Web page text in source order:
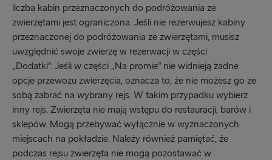
liczba kabin przeznaczonych do podróżowania ze
zwierzętami jest ograniczona. Jeśli nie rezerwujesz kabiny
przeznaczonej do podróżowania ze zwierzętami, musisz
uwzględnić swoje zwierzę w rezerwacji w części
„Dodatki”. Jeśli w części „Na promie” nie widnieją żadne
opcje przewozu zwierzęcia, oznacza to, że nie możesz go ze
sobą zabrać na wybrany rejs. W takim przypadku wybierz
inny rejs. Zwierzęta nie mają wstępu do restauracji, barów i
sklepów. Mogą przebywać wyłącznie w wyznaczonych
miejscach na pokładzie. Należy również pamiętać, że
podczas rejsu zwierzęta nie mogą pozostawać w